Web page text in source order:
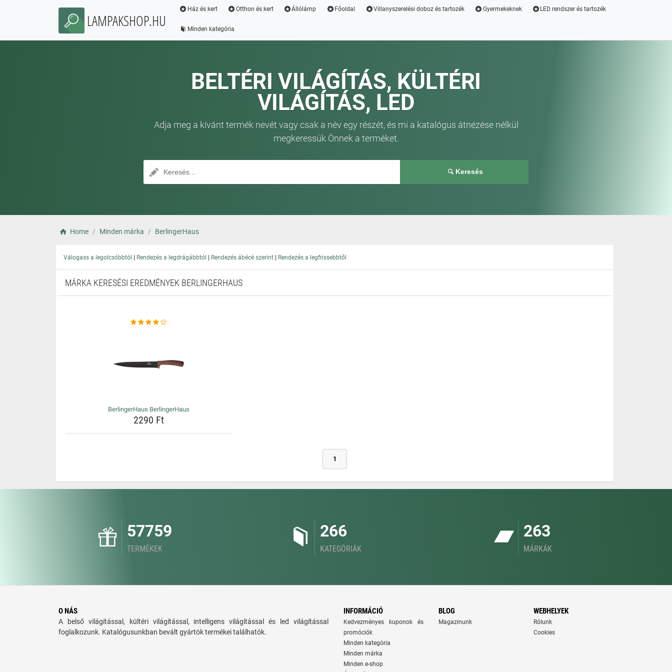
LAMPAKSHOP.HU
Ház és kert Otthon és kert Állólámp Főoldal Villanyszerelési doboz és tartozék Gyermekeknek LED rendszer és tartozék
Minden kategória
BELTÉRI VILÁGÍTÁS, KÜLTÉRI
VILÁGÍTÁS, LED
Adja meg a kívánt termék nevét vagy csak a név egy részét, és mi a katalógus átnézése nélkül
megkeressük Önnek a terméket.
Keresés
Home Minden márka BerlingerHaus
Válogass a legolcsóbbtól | Rendezés a legdrágábbtól | Rendezés ábécé szerint | Rendezés a legfrissebbtől
MÁRKA KERESÉSI EREDMÉNYEK BERLINGERHAUS
BerlingerHaus BerlingerHaus
2290 Ft
1
57759
TERMÉKEK
266
KATEGÓRIÁK
263
MÁRKÁK
O NÁS
A belső világítással, kültéri világítással, intelligens világítással és led világítással
foglalkozunk. Katalógusunkban bevált gyártók termékei találhatók.
INFORMÁCIÓ
Kedvezményes kuponok és
promóciók
Minden kategória
Minden márka
Minden e-shop
BLOG
Magazinunk
WEBHELYEK
Rólunk
Cookies